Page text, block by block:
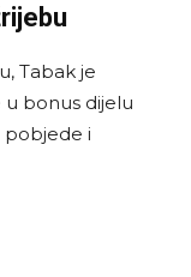
Tabak je
u bonus dijelu
pobjede i